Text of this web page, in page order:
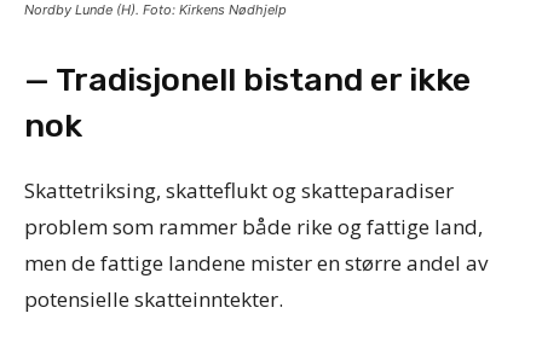
Nordby Lunde (H). Foto: Kirkens Nødhjelp
— Tradisjonell bistand er ikke
nok
Skattetriksing, skatteflukt og skatteparadiser
problem som rammer både rike og fattige land,
men de fattige landene mister en større andel av
potensielle skatteinntekter.